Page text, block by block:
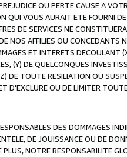
OU PERTE CAUSE A
VOUS AURAIT ETE FOURNI
DE SERVICES NE
NOS AFFILIES OU CONCEDANTS
ET INTERETS DECOULANT
(Y) DE QUELCONQUES
DE TOUTE RESILIATION OU
D'EXCLURE OU DE LIMITER
DES DOMMAGES
DE JOUISSANCE OU DE
NOTRE RESPONSABILITE